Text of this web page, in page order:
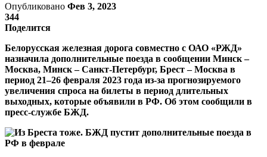
Опубликовано Фев 3, 2023
344
Поделится
Белорусская железная дорога совместно с ОАО «РЖД»
назначила дополнительные поезда в сообщении Минск –
Москва, Минск – Санкт-Петербург, Брест – Москва в
период 21–26 февраля 2023 года из-за прогнозируемого
увеличения спроса на билеты в период длительных
выходных, которые объявили в РФ. Об этом сообщили в
пресс-службе БЖД.